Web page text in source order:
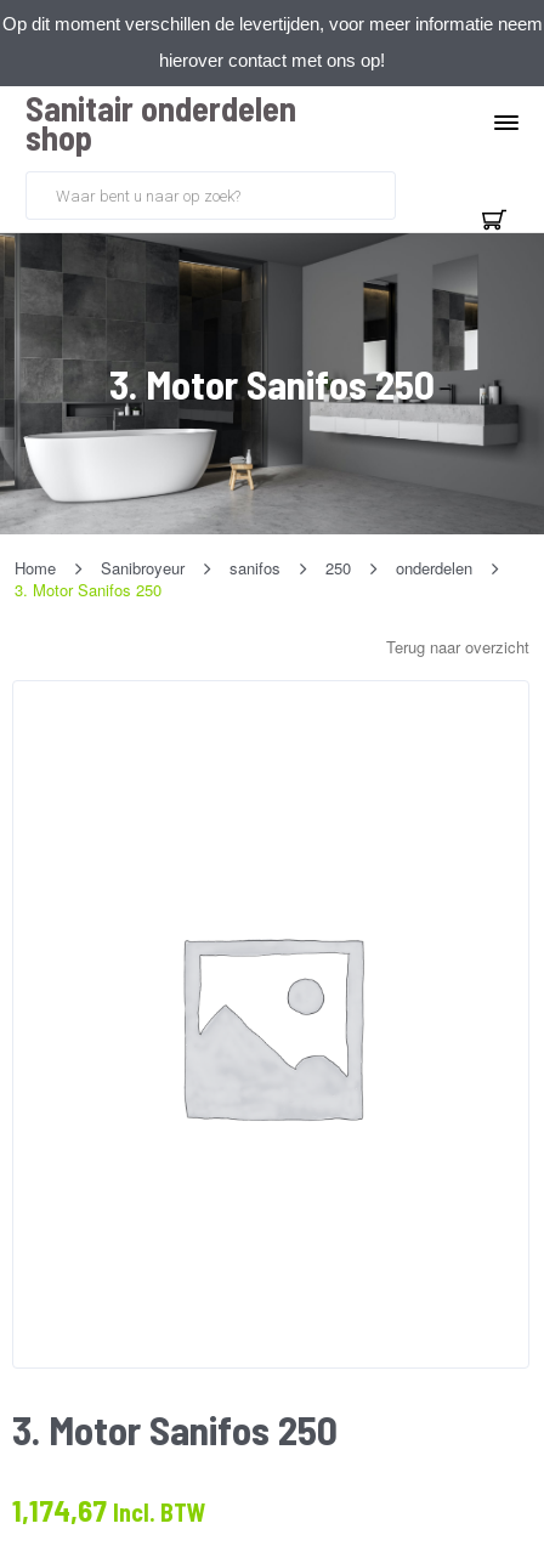
Op dit moment verschillen de levertijden, voor meer informatie neem
hierover contact met ons op!
Sanitair onderdelen
shop
3. Motor Sanifos 250
Home Sanibroyeur sanifos 250
onderdelen
3. Motor Sanifos 250
Terug naar overzicht
3. Motor Sanifos 250
1,174,67 Incl. BTW